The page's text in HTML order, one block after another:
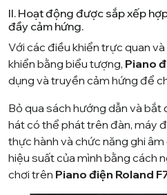
II. Hoạt động được sắp xếp
đầy cảm hứng.
Với các điều khiển trực quan
khiển bằng biểu tượng, Piano
dụng và truyền cảm hứng để
Bỏ qua sách hướng dẫn và bắt
hát có thể phát trên đàn, máy
thực hành và chức năng ghi
hiệu suất của mình bằng cách
chơi trên Piano điện Roland